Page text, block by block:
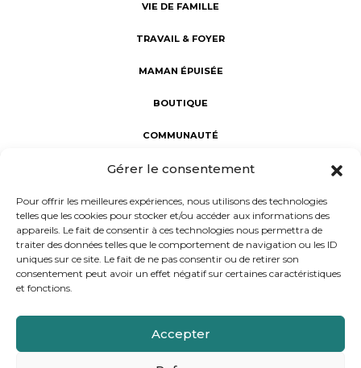
Gérer le consentement
Pour offrir les meilleures expériences, nous utilisons des technologies
telles que les cookies pour stocker et/ou accéder aux informations des
appareils. Le fait de consentir à ces technologies nous permettra de
traiter des données telles que le comportement de navigation ou les ID
uniques sur ce site. Le fait de ne pas consentir ou de retirer son
consentement peut avoir un effet négatif sur certaines caractéristiques
et fonctions.
Accepter
VIE DE FAMILLE
TRAVAIL & FOYER
MAMAN ÉPUISÉE
BOUTIQUE
COMMUNAUTÉ
Fabuleuses au foyer : révéler la Fabuleuse en chaque maman.
des mamans. Notre mission : porter un regard sincère sur la
maternité à l'intérieur et à l'extérieur du foyer, rejoindre les
femmes dans leur vie réelle et non rêvée, et donner la parole
aux mamans d’aujourd’hui.
Conception et réalisation : Progressif Media